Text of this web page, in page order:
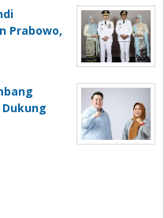
Prabowo,